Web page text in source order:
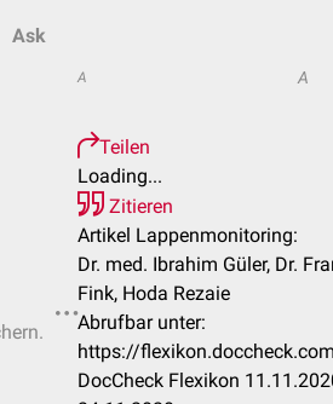
Ask
A A
Teilen
Loading...
Zitieren
Artikel Lappenmonitoring:
Dr. med. Ibrahim Güler, Dr.
Fink, Hoda Rezaie
Abrufbar unter:
https://
DocCheck Flexikon